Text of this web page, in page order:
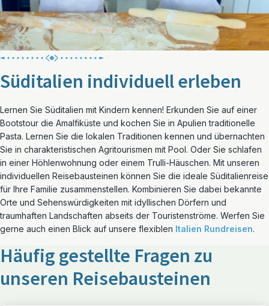
Süditalien individuell erleben
Lernen Sie Süditalien mit Kindern kennen! Erkunden Sie auf einer
Bootstour die Amalfiküste und kochen Sie in Apulien traditionelle
Pasta. Lernen Sie die lokalen Traditionen kennen und übernachten
Sie in charakteristischen Agritourismen mit Pool. Oder Sie schlafen
in einer Höhlenwohnung oder einem Trulli-Häuschen. Mit unseren
individuellen Reisebausteinen können Sie die ideale Süditalienreise
für Ihre Familie zusammenstellen. Kombinieren Sie dabei bekannte
Orte und Sehenswürdigkeiten mit idyllischen Dörfern und
traumhaften Landschaften abseits der Touristenströme. Werfen Sie
gerne auch einen Blick auf unsere flexiblen Italien Rundreisen.
Häufig gestellte Fragen zu
unseren Reisebausteinen